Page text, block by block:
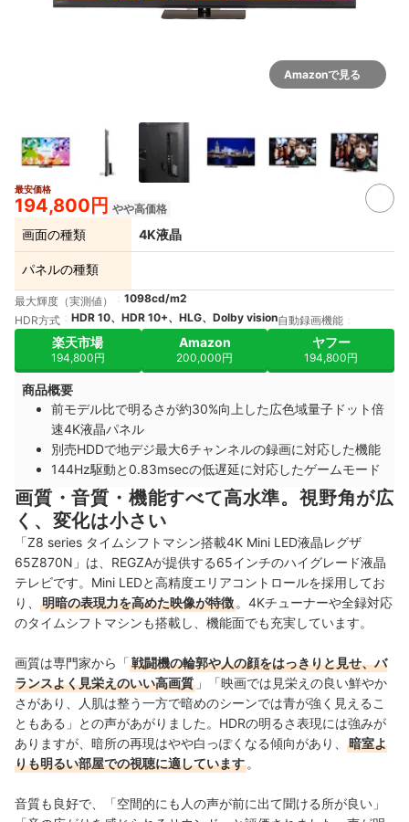
Amazonで見る
最安価格
194,800円 やや高価格
画面の種類 4K液晶
パネルの種類
最大輝度（実測値）
1098cd/m2
HDR方式
HDR 10、HDR 10+、HLG、Dolby vision自動録画機能
楽天市場
194,800円
Amazon
200,000円
ヤフー
194,800円
商品概要
前モデル比で明るさが約30%向上した広色域量子ドット倍
速4K液晶パネル
別売HDDで地デジ最大6チャンネルの録画に対応した機能
144Hz駆動と0.83msecの低遅延に対応したゲームモード
画質・音質・機能すべて高水準。視野角が広
く、変化は小さい
「Z8 series タイムシフトマシン搭載4K Mini LED液晶レグザ
65Z870N」は、REGZAが提供する65インチのハイグレード液晶
テレビです。Mini LEDと高精度エリアコントロールを採用してお
り、
明暗の表現力を高めた映像が特徴 。4Kチューナーや全録対応
のタイムシフトマシンも搭載し、機能面でも充実しています。
画質は専門家から「戦闘機の輪郭や人の顔をはっきりと見せ、バ
ランスよく見栄えのいい高画質 」「映画では見栄えの良い鮮やか
さがあり、人肌は整う一方で暗めのシーンでは青が強く見えるこ
ともある」との声があがりました。HDRの明るさ表現には強みが
ありますが、暗所の再現はやや白っぽくなる傾向があり、
暗室よ
りも明るい部屋での視聴に適しています 。
音質も良好で、「空間的にも人の声が前に出て聞ける所が良い」